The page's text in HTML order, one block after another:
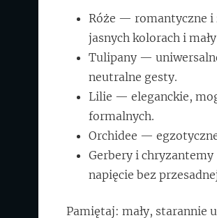
Róże — romantyczne i
jasnych kolorach i
Tulipany —
neutralne gesty.
Lilie — eleganckie,
formalnych.
Orchidee —
Gerbery i
napięcie bez
Pamiętaj: mały, starannie